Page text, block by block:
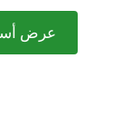
عرض